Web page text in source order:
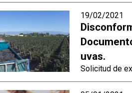
19/02/2021
uvas.
Solicitud de